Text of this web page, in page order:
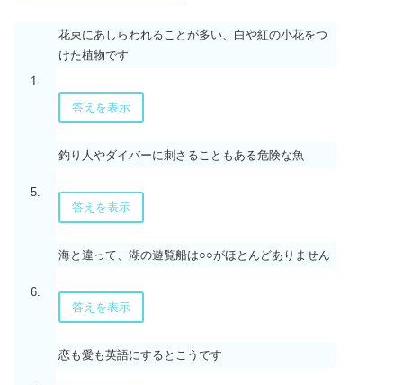
1.
花束にあしらわれることが多い、白や紅の小花をつ
けた植物です
答えを表示
5.
釣り人やダイバーに刺さることもある危険な魚
答えを表示
6.
海と違って、湖の遊覧船は○○がほとんどありません
答えを表示
恋も愛も英語にするとこうです